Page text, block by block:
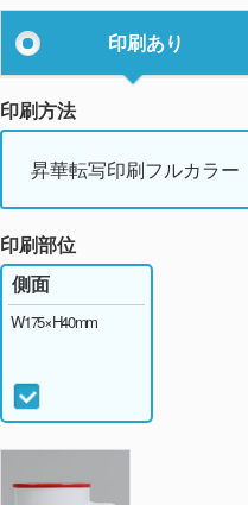
印刷あり
印刷方法
昇華転写印刷フルカラー
印刷部位
側面
W175×H40mm